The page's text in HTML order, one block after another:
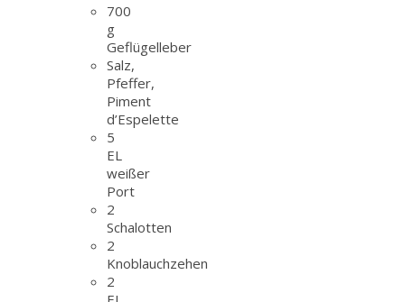
700
g
Geflügelleber
Salz,
Pfeffer,
Piment
d’Espelette
5
EL
weißer
Port
2
Schalotten
2
Knoblauchzehen
2